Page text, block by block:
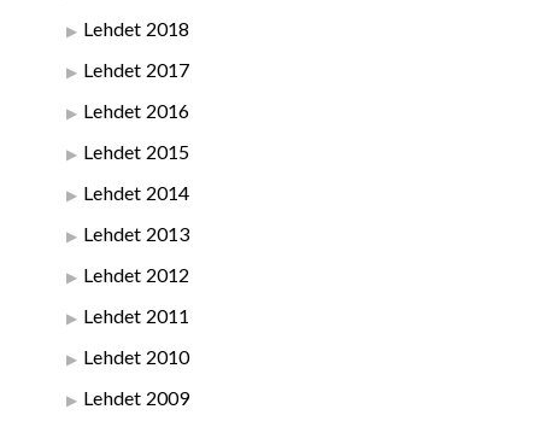
Lehdet 2018
Lehdet 2017
Lehdet 2016
Lehdet 2015
Lehdet 2014
Lehdet 2013
Lehdet 2012
Lehdet 2011
Lehdet 2010
Lehdet 2009